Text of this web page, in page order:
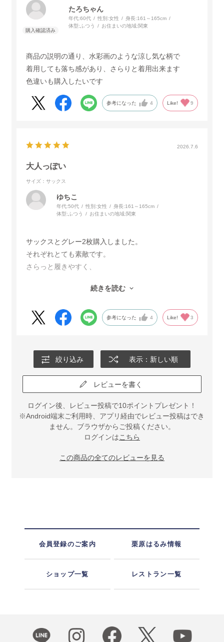
たろちゃん
年代:60代 性別:女性 身長:161～165cm
体型: ふつう お住まいの地域:関東
商品の説明の通り、水彩画のような涼し気な柄で
着用しても落ち感があり、さらりと着用出来ます
色違いも購入したいです
参考になった 4 Like! 9
2026.7.6
大人っぽい
サイズ：サックス
ゆちこ
年代:50代 性別:女性 身長:161～165cm
体型: ふつう お住まいの地域:関東
サックスとグレー2枚購入しました。
それぞれとても素敵です。
さらっと履きやすく、
カジュアルにもおしゃれ着にもなります。
続きを読む
参考になった 4 Like! 3
絞り込み 表示：新しい順
レビューを書く
ログイン後、レビュー投稿で10ポイントプレゼント！
※Android端末ご利用時、アプリ経由でレビュー投稿はでき
ません。ブラウザからご投稿ください。
ログインはこちら
この商品の全てのレビューを見る
会員登録のご案内 栗原はるみ情報
ショップ一覧 レストラン一覧